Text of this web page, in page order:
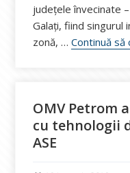
judeţele învecinate
Galați, fiind
zonă, …Continuă să
OMV Petrom
cu tehnologii
ASE